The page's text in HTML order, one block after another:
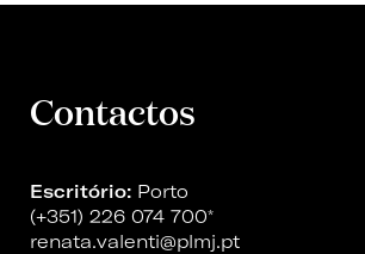
Contactos
Escritório: Porto
(+351) 226 074 700*
renata.valenti@plmj.pt